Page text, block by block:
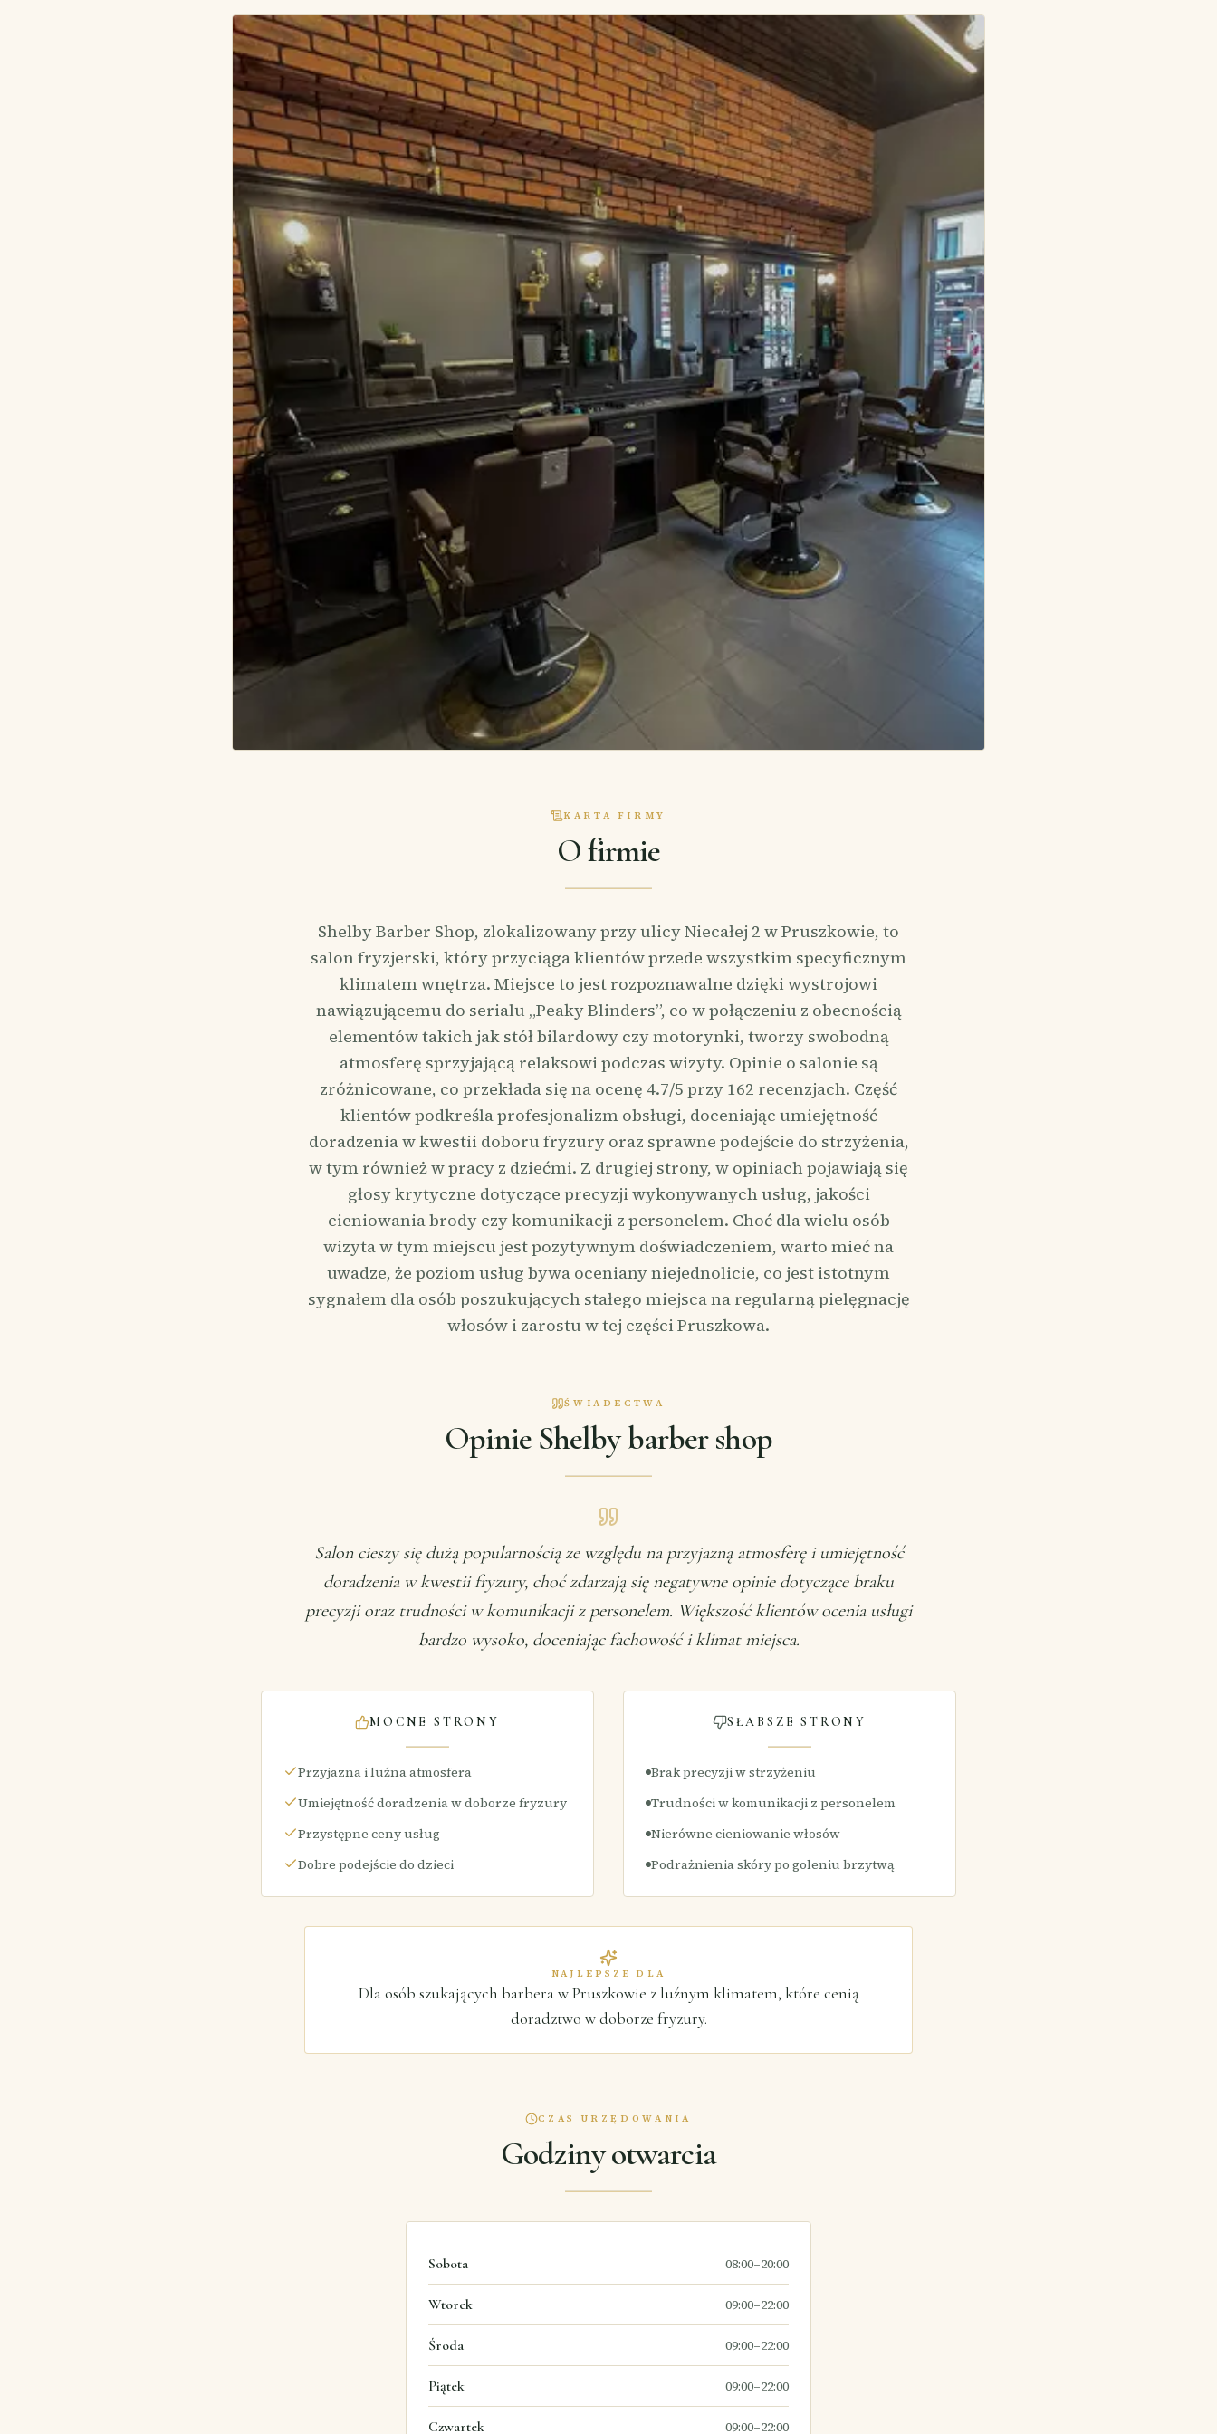
KARTA FIRMY
O firmie
Shelby Barber Shop, zlokalizowany przy ulicy Niecałej 2 w Pruszkowie, to
salon fryzjerski, który przyciąga klientów przede wszystkim specyficznym
klimatem wnętrza. Miejsce to jest rozpoznawalne dzięki wystrojowi
nawiązującemu do serialu „Peaky Blinders”, co w połączeniu z obecnością
elementów takich jak stół bilardowy czy motorynki, tworzy swobodną
atmosferę sprzyjającą relaksowi podczas wizyty. Opinie o salonie są
zróżnicowane, co przekłada się na ocenę 4.7/5 przy 162 recenzjach. Część
klientów podkreśla profesjonalizm obsługi, doceniając umiejętność
doradzenia w kwestii doboru fryzury oraz sprawne podejście do strzyżenia,
w tym również w pracy z dziećmi. Z drugiej strony, w opiniach pojawiają się
głosy krytyczne dotyczące precyzji wykonywanych usług, jakości
cieniowania brody czy komunikacji z personelem. Choć dla wielu osób
wizyta w tym miejscu jest pozytywnym doświadczeniem, warto mieć na
uwadze, że poziom usług bywa oceniany niejednolicie, co jest istotnym
sygnałem dla osób poszukujących stałego miejsca na regularną pielęgnację
włosów i zarostu w tej części Pruszkowa.
ŚWIADECTWA
Opinie Shelby barber shop
Salon cieszy się dużą popularnością ze względu na przyjazną atmosferę i umiejętność
doradzenia w kwestii fryzury, choć zdarzają się negatywne opinie dotyczące braku
precyzji oraz trudności w komunikacji z personelem. Większość klientów ocenia usługi
bardzo wysoko, doceniając fachowość i klimat miejsca.
MOCNE STRONY
Przyjazna i luźna atmosfera
Umiejętność doradzenia w doborze fryzury
Przystępne ceny usług
Dobre podejście do dzieci
SŁABSZE STRONY
Brak precyzji w strzyżeniu
Trudności w komunikacji z personelem
Nierówne cieniowanie włosów
Podrażnienia skóry po goleniu brzytwą
NAJLEPSZE DLA
Dla osób szukających barbera w Pruszkowie z luźnym klimatem, które cenią
doradztwo w doborze fryzury.
CZAS URZĘDOWANIA
Godziny otwarcia
Sobota 08:00–20:00
Wtorek 09:00–22:00
Środa 09:00–22:00
Piątek 09:00–22:00
Czwartek 09:00–22:00